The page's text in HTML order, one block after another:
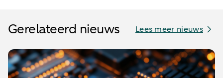
Gerelateerd nieuws Lees meer nieuws